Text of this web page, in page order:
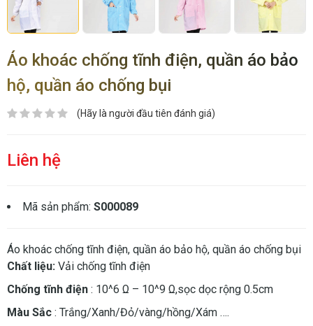
Áo khoác chống tĩnh điện, quần áo bảo
hộ, quần áo chống bụi
(Hãy là người đầu tiên đánh giá)
Liên hệ
Mã sản phẩm: S000089
Áo khoác chống tĩnh điện, quần áo bảo hộ, quần áo chống bụi
Chất liệu: Vải chống tĩnh điện
Chống tĩnh điện : 10­­^6 Ω – 10^­­9 Ω,sọc dọc rộng 0.5cm
Màu Sắc : Trắng/Xanh/Đỏ/vàng/hồng/Xám ….